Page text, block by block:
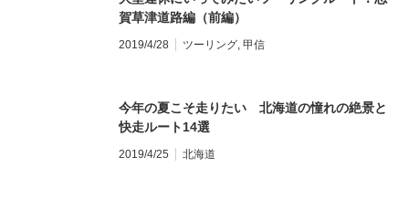
賀草津道路編（前編）
2019/4/28 ツーリング, 甲信
今年の夏こそ走りたい 北海道の憧れの絶景と
快走ルート14選
2019/4/25 北海道